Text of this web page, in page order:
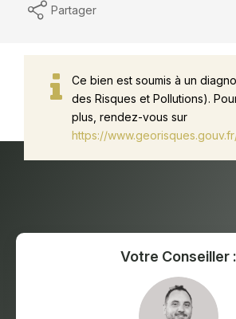
Partager
Ce bien est soumis à un
des Risques et Pollutions).
plus, rendez-vous sur
https://
Votre Conseiller :